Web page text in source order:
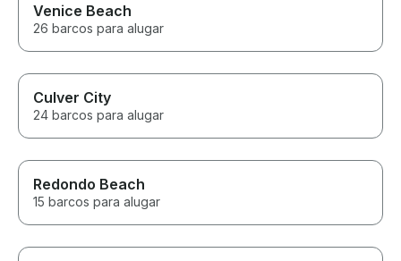
Venice Beach
26 barcos para alugar
Culver City
24 barcos para alugar
Redondo Beach
15 barcos para alugar